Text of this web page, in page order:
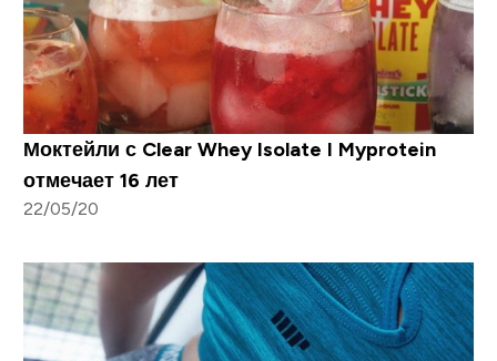
Моктейли с Clear Whey Isolate I Myprotein
отмечает 16 лет
22/05/20